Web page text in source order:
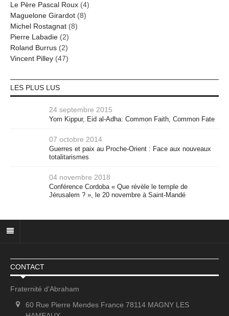
Le Père Pascal Roux (4)
Maguelone Girardot (8)
Michel Rostagnat (8)
Pierre Labadie (2)
Roland Burrus (2)
Vincent Pilley (47)
LES PLUS LUS
24 septembre 2015
Yom Kippur, Eid al-Adha: Common Faith, Common Fate
07 octobre 2014
Guerres et paix au Proche-Orient : Face aux nouveaux
totalitarismes
04 novembre 2018
Conférence Cordoba « Que révèle le temple de
Jérusalem ? », le 20 novembre à Saint-Mandé
CONTACT
Fraternité d'Abraham
60 Rue Pierre Mendes France 78114 MAGNY LES